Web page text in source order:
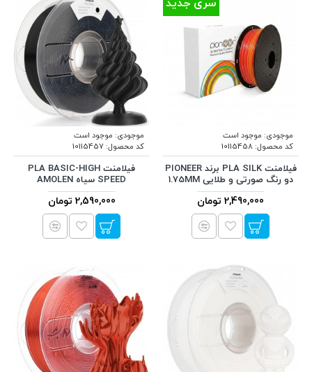
سری جدید
موجودی: موجود است
کد محصول:10115458
فیلامنت PLA SILK برند PIONEER
دو رنگ صورتی و طلایی 1.75MM
2,490,000 تومان
موجودی: موجود است
کد محصول:10115457
فیلامنت PLA BASIC-HIGH
SPEED سیاه AMOLEN
2,590,000 تومان